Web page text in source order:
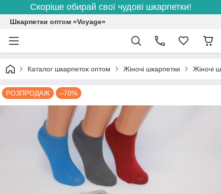
Скоріше обирай свої чудові шкарпетки!
Шкарпетки оптом «Voyage»
Каталог шкарпеток оптом Жіночі шкарпетки Жіночі
РОЗПРОДАЖ –70%